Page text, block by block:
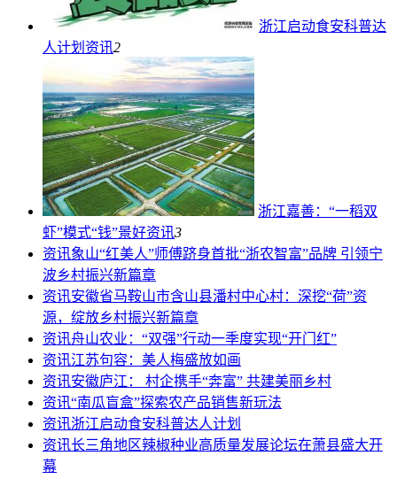
浙江启动食安科普达
人计划 资讯2
浙江嘉善：“一稻双
虾”模式“钱”景好资讯3
资讯象山“红美人”师傅跻身首批“浙农智富”品牌 引领宁
波乡村振兴新篇章
资讯安徽省马鞍山市含山县潘村中心村：深挖“荷”资
源，绽放乡村振兴新篇章
资讯舟山农业：“双强”行动一季度实现“开门红”
资讯江苏句容：美人梅盛放如画
资讯安徽庐江： 村企携手“奔富” 共建美丽乡村
资讯“南瓜盲盒”探索农产品销售新玩法
资讯浙江启动食安科普达人计划
资讯长三角地区辣椒种业高质量发展论坛在萧县盛大开
幕